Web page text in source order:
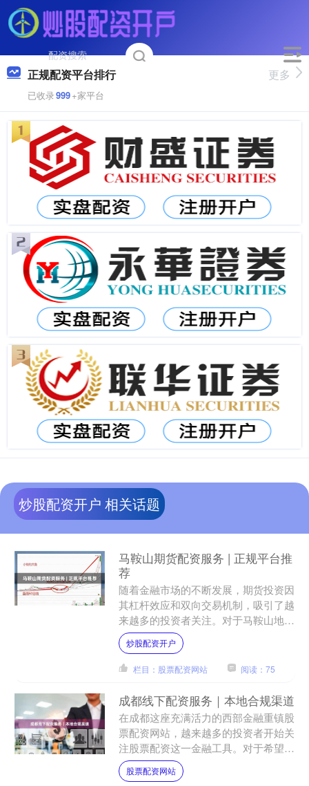
正规配资平台排行
已收录999+家平台
更多
炒股配资开户 相关话题
马鞍山期货配资服务 | 正规平台推
荐
随着金融市场的不断发展，期货投资因
其杠杆效应和双向交易机制，吸引了越
来越多的投资者关注。对于马鞍山地区
的投资者而言，如何选择合适的期货配
资平台，成为提升资金使用....
炒股配资开户
栏目：股票配资网站 阅读：75
成都线下配资服务｜本地合规渠道
在成都这座充满活力的西部金融重镇股
票配资网站，越来越多的投资者开始关
注股票配资这一金融工具。对于希望放
大资金杠杆、把握市场机遇的投资者而
言，选择一家本地合规的线....
股票配资网站